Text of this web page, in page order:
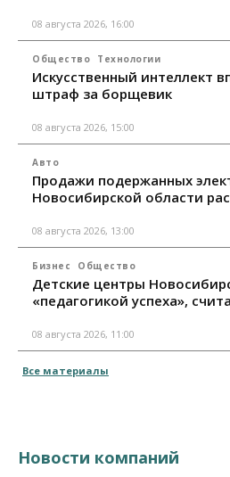
08 августа 2026, 16:00
Общество Технологии
Искусственный интеллект
штраф за борщевик
08 августа 2026, 15:00
Авто
Продажи подержанных
Новосибирской области
08 августа 2026, 13:00
Бизнес Общество
Детские центры
«педагогикой успеха»,
08 августа 2026, 11:00
Все материалы
Новости компаний